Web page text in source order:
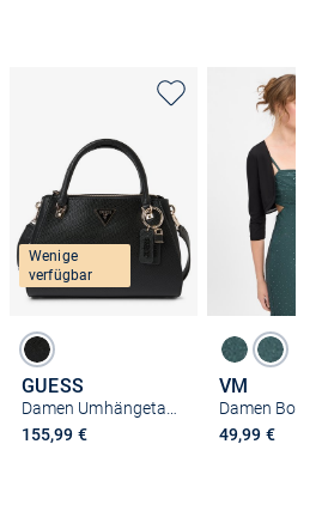
Wenige
verfügbar
GUESS
Damen Umhängetasche - Noelle
155,99 €
VM
Damen
49,99 €